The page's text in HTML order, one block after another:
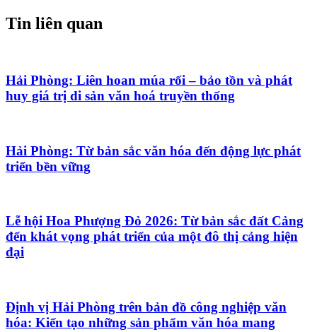
Tin liên quan
Hải Phòng: Liên hoan múa rối – bảo tồn và phát
huy giá trị di sản văn hoá truyền thống
Hải Phòng: Từ bản sắc văn hóa đến động lực phát
triển bền vững
Lễ hội Hoa Phượng Đỏ 2026: Từ bản sắc đất Cảng
đến khát vọng phát triển của một đô thị cảng hiện
đại
Định vị Hải Phòng trên bản đồ công nghiệp văn
hóa: Kiến tạo những sản phẩm văn hóa mang